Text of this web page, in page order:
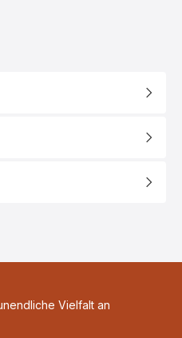
Vielfalt an